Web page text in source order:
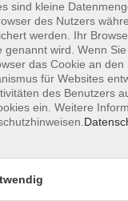
(nur
Dein
mit Yoga
sind kleine
des Nutzers
werden. Ihr
genannt wird. Wenn
das Cookie an
für Websites
des Benutzers
ein. Weitere